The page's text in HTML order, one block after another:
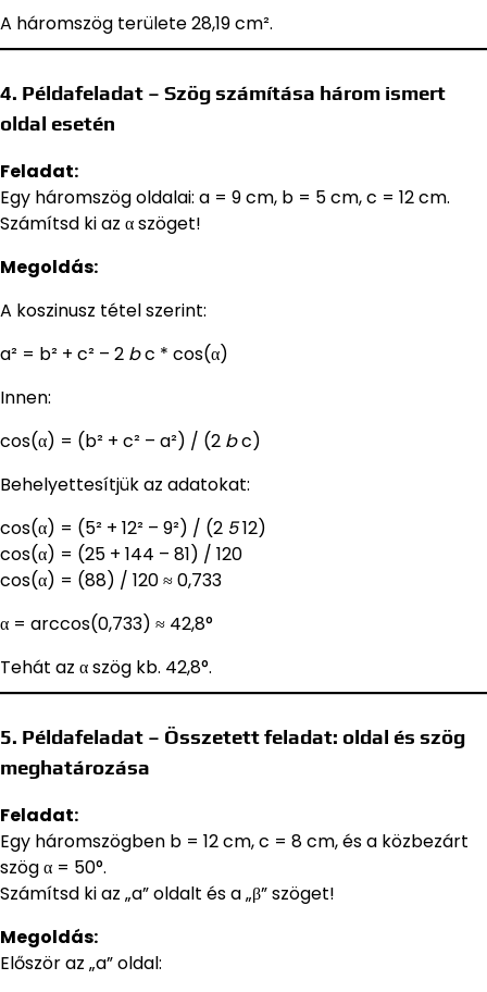
A háromszög területe 28,19 cm².
4. Példafeladat – Szög számítása három ismert
oldal esetén
Feladat:
Egy háromszög oldalai: a = 9 cm, b = 5 cm, c = 12 cm.
Számítsd ki az α szöget!
Megoldás:
A koszinusz tétel szerint:
a² = b² + c² – 2 bc * cos(α)
Innen:
cos(α) = (b² + c² – a²) / (2 bc)
Behelyettesítjük az adatokat:
cos(α) = (5² + 12² – 9²) / (2 512)
cos(α) = (25 + 144 – 81) / 120
cos(α) = (88) / 120 ≈ 0,733
α = arccos(0,733) ≈ 42,8°
Tehát az α szög kb. 42,8°.
5. Példafeladat – Összetett feladat: oldal és szög
meghatározása
Feladat:
Egy háromszögben b = 12 cm, c = 8 cm, és a közbezárt
szög α = 50°.
Számítsd ki az „a” oldalt és a „β” szöget!
Megoldás:
Először az „a” oldal: